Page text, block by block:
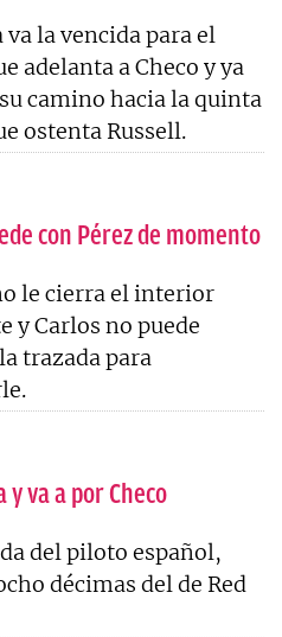
va la vencida para el
adelanta a Checo y ya
camino hacia la quinta
ostenta Russell.
con Pérez de momento
le cierra el interior
y Carlos no puede
trazada para
y va a por Checo
del piloto español,
décimas del de Red